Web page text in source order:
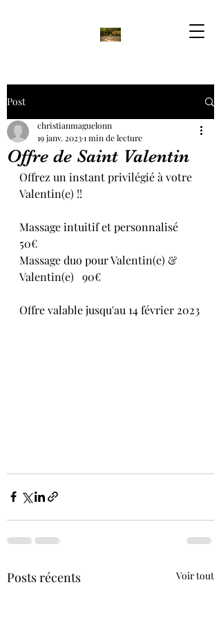
Post
Offre de Saint Valentin
christianmaguelonn
19 janv. 20231 min de lecture
Offrez un instant privilégié à votre
Valentin(e) !!
Massage intuitif et personnalisé
50€
Massage duo pour Valentin(e) &
Valentin(e)   90€
Offre valable jusqu'au 14 février 2023
Posts récents Voir tout